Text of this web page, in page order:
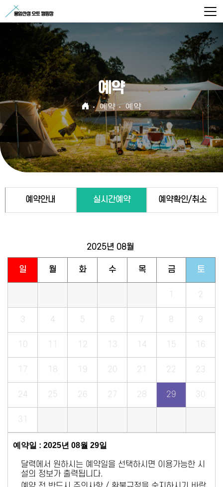
예약
예약 예약
예약안내 실시간예약 예약확인/취소
2025년 08월
일 월 화 수 목 금 토
1 2
3 4 5 6 7 8 9
10 11 12 13 14 15 16
17 18 19 20 21 22 23
24 25 26 27 28 29 30
31
예약일 : 2025년 08월 29일
달력에서 원하시는 예약일을 선택하시면 이용가능한 시
설의 정보가 출력됩니다.